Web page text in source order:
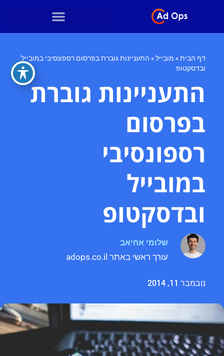
דף הבית» מובייל» התעניינות גוברת בפרסום רספונסיבי במובייל
ובדסקטופ
התעניינות גוברת
בפרסום
רספונסיבי
במובייל
ובדסקטופ
שלומי אחיאב
עורך ראשי באתר adops.co.il
נובמבר 11, 2014